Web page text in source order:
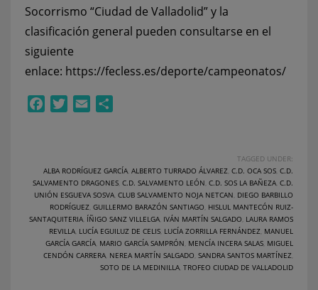
Socorrismo “Ciudad de Valladolid” y la
clasificación general pueden consultarse en el
siguiente
enlace: https://fecless.es/deporte/campeonatos/
FacebookTwitterEmail
TAGGED UNDER:
ALBA RODRÍGUEZ GARCÍA, ALBERTO TURRADO ÁLVAREZ, C.D. OCA SOS, C.D.
SALVAMENTO DRAGONES, C.D. SALVAMENTO LEÓN, C.D. SOS LA BAÑEZA, C.D.
UNIÓN ESGUEVA SOSVA, CLUB SALVAMENTO NOJA NETCAN, DIEGO BARBILLO
RODRÍGUEZ, GUILLERMO BARAZÓN SANTIAGO, HISLUL MANTECÓN RUIZ-
SANTAQUITERIA, ÍÑIGO SANZ VILLELGA, IVÁN MARTÍN SALGADO, LAURA RAMOS
REVILLA, LUCÍA EGUILUZ DE CELIS, LUCÍA ZORRILLA FERNÁNDEZ, MANUEL
GARCÍA GARCÍA, MARIO GARCÍA SAMPRÓN, MENCÍA INCERA SALAS, MIGUEL
CENDÓN CARRERA, NEREA MARTÍN SALGADO, SANDRA SANTOS MARTÍNEZ,
SOTO DE LA MEDINILLA, TROFEO CIUDAD DE VALLADOLID